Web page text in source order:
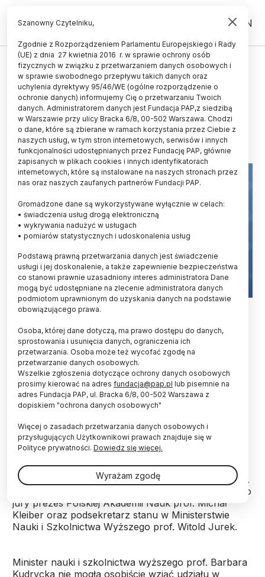
PL EN
NAGRODY
Rozstrzygnięto siódmą edycję
konkursu Popularyzator Nauki
01.02.2012
aktualizacja: 01.02.2012
4 minuty czytania
Uhonorowany Nagrodą Specjalną za całokształt działalności
popularyzatorskiej prof. Łukasz Turski (L) i prezes PAP Jerzy
Fizyk prof. Łukasz Turski, biolog prof. Stanisław
Czachorowski oraz dziennikarz TVN Marek
Nowicki są wśród laureatów rozstrzygniętej w
środę w Warszawie VII edycji konkursu
Popularyzator Nauki. Konkurs organizują wspólnie
Serwis Nauka w Polsce PAP oraz Ministerstwo
w ramach siódmej edycji zostali uhonorowani
podczas środowej uroczystości w siedzibie PAP.
Nagrody popularyzatorom wręczyli prezes PAP red.
Jerzy Paciorkowski, przewodniczący konkursowego
jury prezes Polskiej Akademii Nauk prof. Michał
Kleiber oraz podsekretarz stanu w Ministerstwie
Nauki i Szkolnictwa Wyższego prof. Witold Jurek.
Minister nauki i szkolnictwa wyższego prof. Barbara
Kudrycka nie mogła osobiście wziąć udziału w
Szanowny Czytelniku,
Zgodnie z Rozporządzeniem Parlamentu Europejskiego i Rady
(UE) z dnia 27 kwietnia 2016 r. w sprawie ochrony osób
fizycznych w związku z przetwarzaniem danych osobowych i
w sprawie swobodnego przepływu takich danych oraz
uchylenia dyrektywy 95/46/WE (ogólne rozporządzenie o
ochronie danych) informujemy Cię o przetwarzaniu Twoich
danych. Administratorem danych jest Fundacja PAP,z siedzibą
w Warszawie przy ulicy Bracka 6/8, 00-502 Warszawa. Chodzi
o dane, które są zbierane w ramach korzystania przez Ciebie z
naszych usług, w tym stron internetowych, serwisów i innych
funkcjonalności udostępnianych przez Fundację PAP, głównie
zapisanych w plikach cookies i innych identyfikatorach
internetowych, które są instalowane na naszych stronach przez
nas oraz naszych zaufanych partnerów Fundacji PAP.
Gromadzone dane są wykorzystywane wyłącznie w celach:
• świadczenia usług drogą elektroniczną
• wykrywania nadużyć w usługach
• pomiarów statystycznych i udoskonalenia usług
Podstawą prawną przetwarzania danych jest świadczenie
usługi i jej doskonalenie, a także zapewnienie bezpieczeństwa
co stanowi prawnie uzasadniony interes administratora Dane
mogą być udostępniane na zlecenie administratora danych
podmiotom uprawnionym do uzyskania danych na podstawie
obowiązującego prawa.
Osoba, której dane dotyczą, ma prawo dostępu do danych,
sprostowania i usunięcia danych, ograniczenia ich
przetwarzania. Osoba może też wycofać zgodę na
przetwarzanie danych osobowych.
Wszelkie zgłoszenia dotyczące ochrony danych osobowych
prosimy kierować na adres fundacja@pap.pl lub pisemnie na
adres Fundacja PAP, ul. Bracka 6/8, 00-502 Warszawa z
dopiskiem "ochrona danych osobowych"
Więcej o zasadach przetwarzania danych osobowych i
przysługujących Użytkownikowi prawach znajduje się w
Polityce prywatności. Dowiedz się więcej.
Wyrażam zgodę